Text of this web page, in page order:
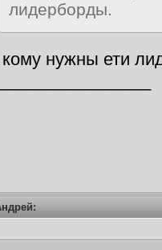
лидерборды.
нужны ети